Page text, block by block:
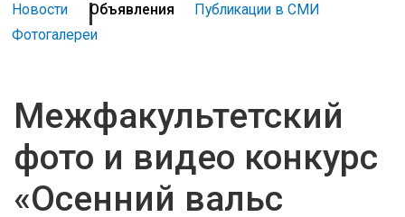
Новости Объявления
Публикации в СМИ
Фотогалереи
Межфакультетский
фото и видео конкурс
«Осенний вальс